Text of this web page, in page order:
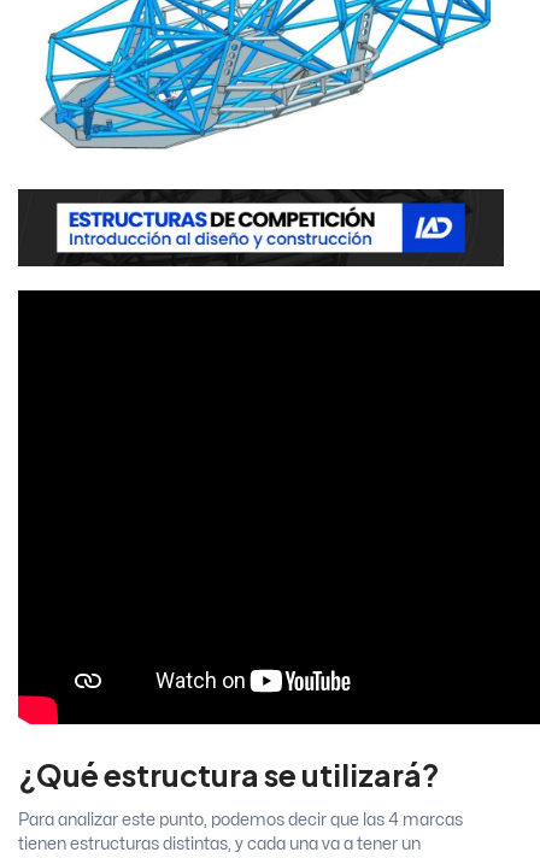
¿Qué estructura se utilizará?
Para analizar este punto, podemos decir que las 4 marcas
tienen estructuras distintas, y cada una va a tener un